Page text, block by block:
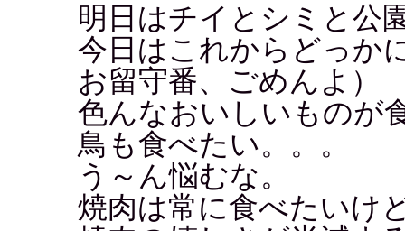
明日はチイとシミと公
今日はこれからどっか
お留守番、ごめんよ）
色んなおいしいものが
鳥も食べたい。。。
う～ん悩むな。
焼肉は常に食べたいけ